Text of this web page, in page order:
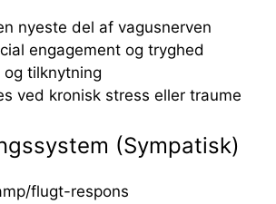
nyeste del af vagusnerven
engagement og tryghed
og tilknytning
ved kronisk stress eller traume
(Sympatisk)
flugt-respons